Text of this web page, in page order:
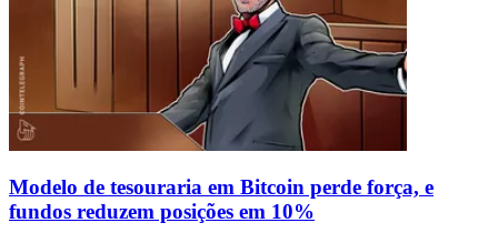
Modelo de tesouraria em Bitcoin perde força, e
fundos reduzem posições em 10%